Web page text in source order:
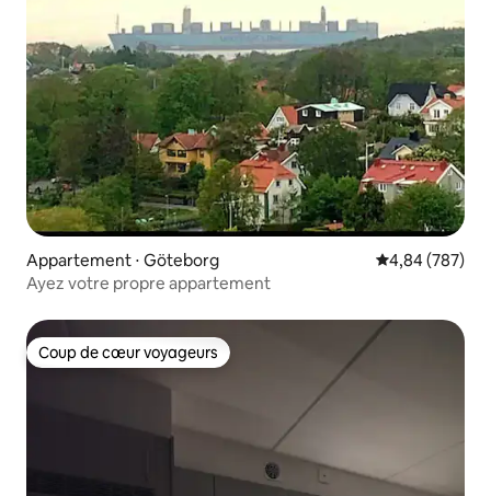
Appartement ⋅ Göteborg Évaluation
4,84 (787)
Ayez votre propre appartement
Coup de cœur voyageurs
Coup de cœur voyageurs